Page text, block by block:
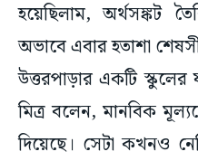
হয়েছিলাম, অর্থসঙ্কট
অভাবে এবার হতাশা
উত্তরপাড়ার একটি
মিত্র বলেন, মানবিক
দিয়েছে। সেটা কখনও